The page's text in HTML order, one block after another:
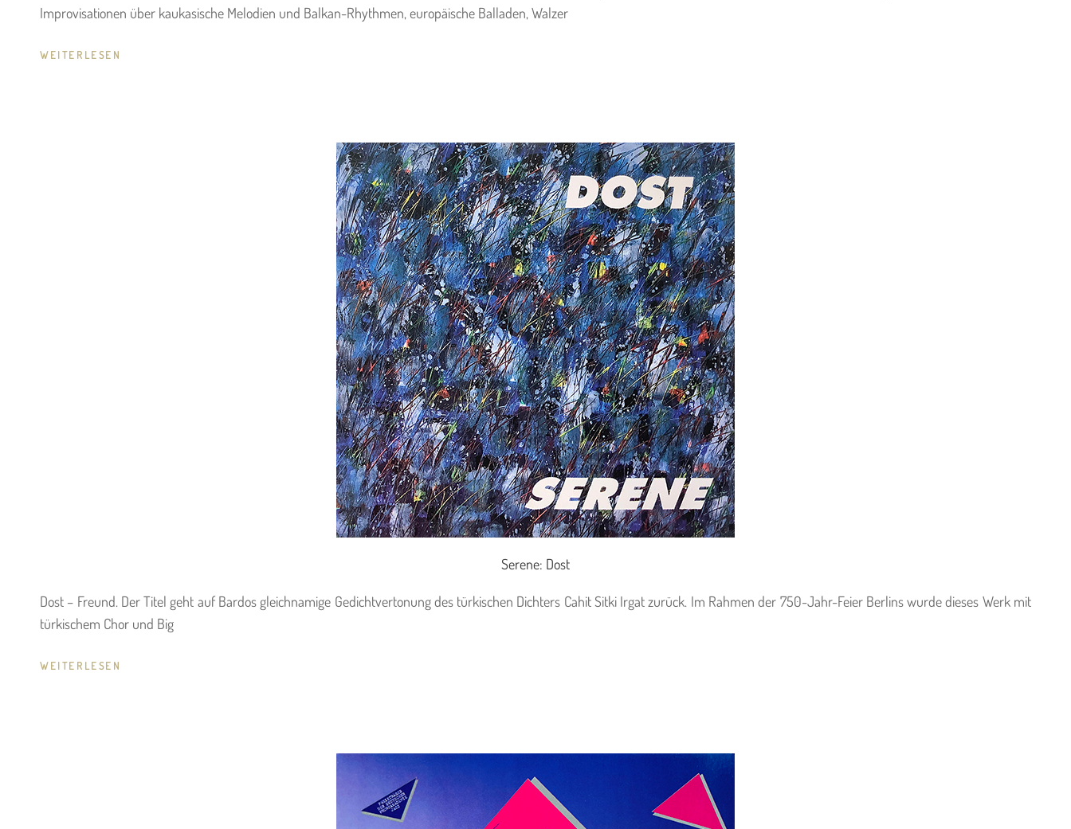
Improvisationen über kaukasische Melodien und Balkan-Rhythmen, europäische Balladen, Walzer
WEITERLESEN
Serene: Dost
Dost – Freund. Der Titel geht auf Bardos gleichnamige Gedichtvertonung des türkischen Dichters Cahit Sitki Irgat zurück. Im Rahmen der 750-Jahr-Feier Berlins wurde dieses Werk mit
türkischem Chor und Big
WEITERLESEN